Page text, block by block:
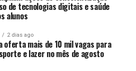
de tecnologias digitais e saúde
alunos
2 dias ago
oferta mais de 10 mil vagas para
e lazer no mês de agosto